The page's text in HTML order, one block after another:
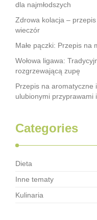
dla najmłodszych
Zdrowa kolacja – przepis
wieczór
Małe pączki: Przepis na
Wołowa ligawa:
rozgrzewającą zupę
Przepis na aromatyczne
ulubionymi przyprawami
Categories
Dieta
Inne tematy
Kulinaria